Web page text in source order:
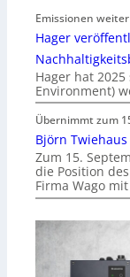
Emissionen
Hager
Hager hat 2025
Environment)
Übernimmt zum
Björn
Zum 15.
die Position
Firma Wago